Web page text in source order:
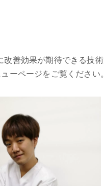
善効果が期待できる技
ーページをご覧ください。